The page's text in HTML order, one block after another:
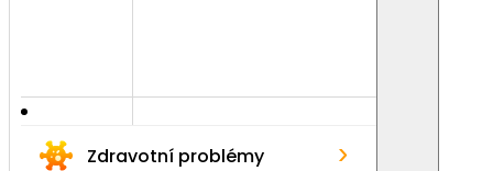
Zdravotní problémy ›